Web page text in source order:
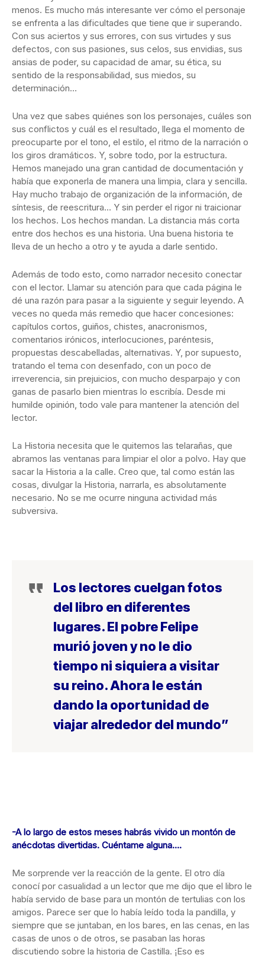
menos. Es mucho más interesante ver cómo el personaje
se enfrenta a las dificultades que tiene que ir superando.
Con sus aciertos y sus errores, con sus virtudes y sus
defectos, con sus pasiones, sus celos, sus envidias, sus
ansias de poder, su capacidad de amar, su ética, su
sentido de la responsabilidad, sus miedos, su
determinación…
Una vez que sabes quiénes son los personajes, cuáles son
sus conflictos y cuál es el resultado, llega el momento de
preocuparte por el tono, el estilo, el ritmo de la narración o
los giros dramáticos. Y, sobre todo, por la estructura.
Hemos manejado una gran cantidad de documentación y
había que exponerla de manera una limpia, clara y sencilla.
Hay mucho trabajo de organización de la información, de
síntesis, de reescritura… Y sin perder el rigor ni traicionar
los hechos. Los hechos mandan. La distancia más corta
entre dos hechos es una historia. Una buena historia te
lleva de un hecho a otro y te ayuda a darle sentido.
Además de todo esto, como narrador necesito conectar
con el lector. Llamar su atención para que cada página le
dé una razón para pasar a la siguiente y seguir leyendo. A
veces no queda más remedio que hacer concesiones:
capítulos cortos, guiños, chistes, anacronismos,
comentarios irónicos, interlocuciones, paréntesis,
propuestas descabelladas, alternativas. Y, por supuesto,
tratando el tema con desenfado, con un poco de
irreverencia, sin prejuicios, con mucho desparpajo y con
ganas de pasarlo bien mientras lo escribía. Desde mi
humilde opinión, todo vale para mantener la atención del
lector.
La Historia necesita que le quitemos las telarañas, que
abramos las ventanas para limpiar el olor a polvo. Hay que
sacar la Historia a la calle. Creo que, tal como están las
cosas, divulgar la Historia, narrarla, es absolutamente
necesario. No se me ocurre ninguna actividad más
subversiva.
Los lectores cuelgan fotos
del libro en diferentes
lugares. El pobre Felipe
murió joven y no le dio
tiempo ni siquiera a visitar
su reino. Ahora le están
dando la oportunidad de
viajar alrededor del mundo”
-A lo largo de estos meses habrás vivido un montón de
anécdotas divertidas. Cuéntame alguna….
Me sorprende ver la reacción de la gente. El otro día
conocí por casualidad a un lector que me dijo que el libro le
había servido de base para un montón de tertulias con los
amigos. Parece ser que lo había leído toda la pandilla, y
siempre que se juntaban, en los bares, en las cenas, en las
casas de unos o de otros, se pasaban las horas
discutiendo sobre la historia de Castilla. ¡Eso es